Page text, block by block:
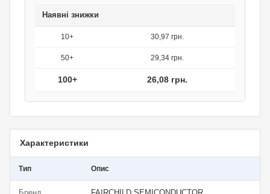
Наявні знижки
10+ 30,97 грн.
50+ 29,34 грн.
100+ 26,08 грн.
Характеристики
Тип Опис